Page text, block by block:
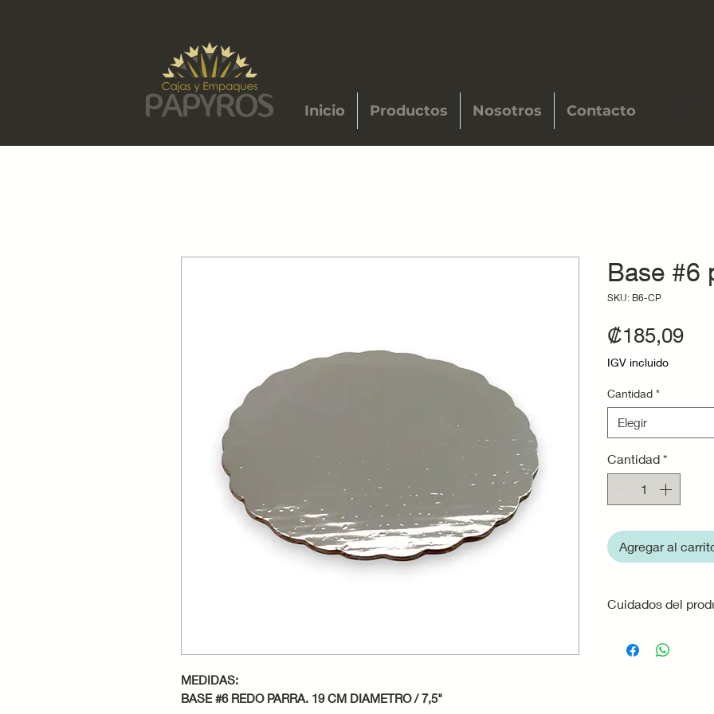
Inicio Productos Nosotros Contacto
MEDIDAS:
BASE #6 REDO PARRA. 19 CM DIAMETRO / 7,5"
Base #6
SKU: B6-CP
₡185,09
IGV incluido
Cantidad *
Elegir
Cantidad *
Agregar al
Cuidados del
contacto con